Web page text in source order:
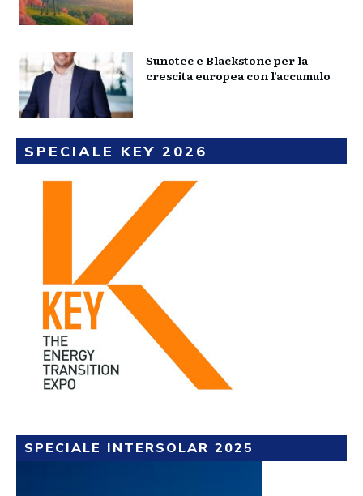
Sunotec e Blackstone per la
crescita europea con l’accumulo
SPECIALE KEY 2026
SPECIALE INTERSOLAR 2025